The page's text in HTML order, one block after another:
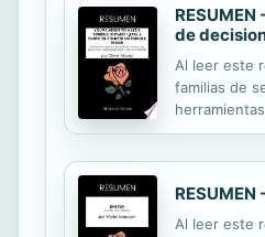
de
Al leer este
familias de
ser
Al leer este